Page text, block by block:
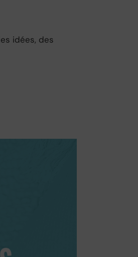
idées, des